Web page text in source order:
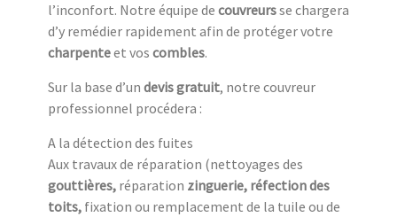
l’inconfort. Notre équipe de couvreursse chargera
d’y remédier rapidement afin de protéger votre
charpenteet vos combles.
Sur la base d’un devis gratuit, notre couvreur
professionnel procédera :
A la détection des fuites
Aux travaux de réparation (nettoyages des
gouttières, réparation zinguerie, réfection des
toits, fixation ou remplacement de la tuile ou de